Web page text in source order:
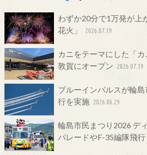
わずか20分で1万発が上
花火」
2026.07.19
カニをテーマにした「
敦賀にオープン 2026.07.19
ブルーインパルスが輪
行を実施 2026.06.29
輪島市民まつり2026 デ
パレードやF-35編隊飛行